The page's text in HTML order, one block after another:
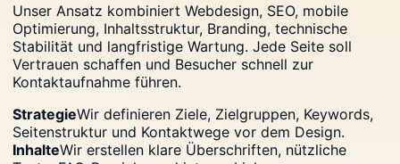
Unser Ansatz kombiniert Webdesign, SEO, mobile
Optimierung, Inhaltsstruktur, Branding, technische
Stabilität und langfristige Wartung. Jede Seite soll
Vertrauen schaffen und Besucher schnell zur
Kontaktaufnahme führen.
StrategieWir definieren Ziele, Zielgruppen, Keywords,
Seitenstruktur und Kontaktwege vor dem Design.
InhalteWir erstellen klare Überschriften, nützliche